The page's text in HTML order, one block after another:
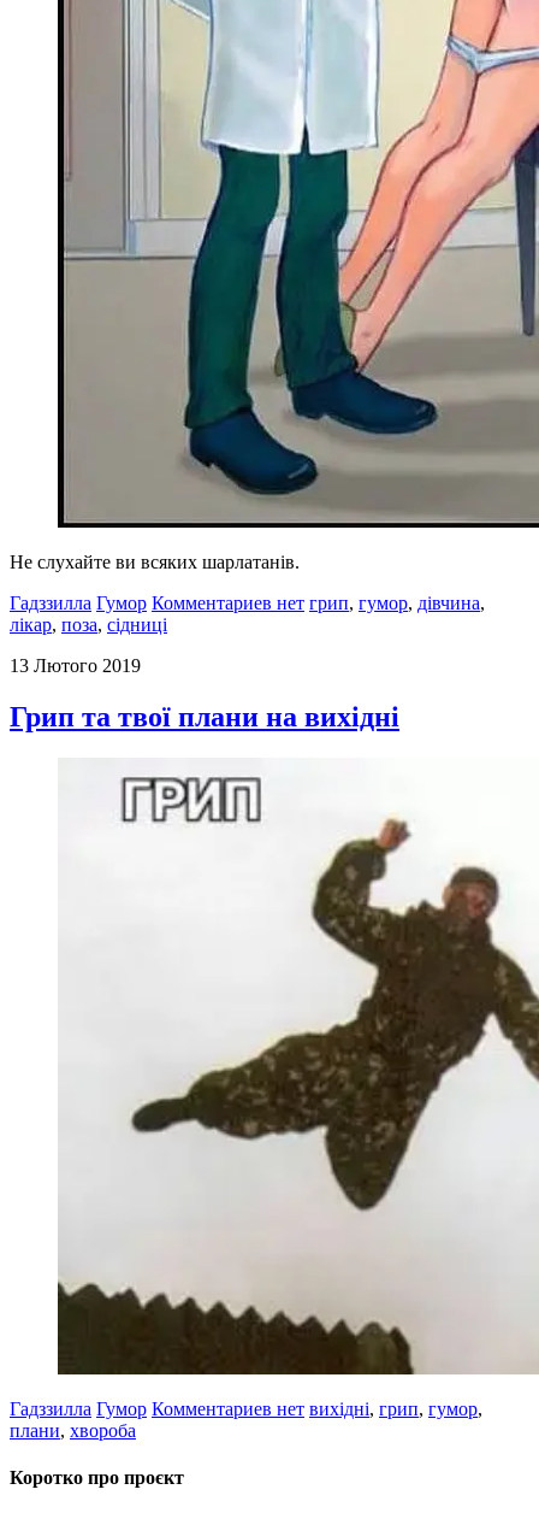
Не слухайте ви всяких шарлатанів.
Гадззилла Гумор Комментариев нет грип, гумор, дівчина,
лікар, поза, сідниці
13 Лютого 2019
Грип та твої плани на вихідні
Гадззилла Гумор Комментариев нет вихідні, грип, гумор,
плани, хвороба
Коротко про проєкт